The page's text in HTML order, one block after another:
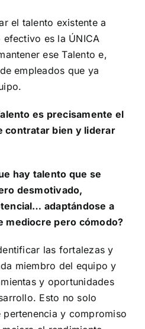
el talento existente a
es la ÚNICA
ese Talento e,
empleados que ya
es precisamente el
contratar bien y liderar
hay talento que se
desmotivado,
adaptándose a
mediocre pero cómodo?
las fortalezas y
miembro del equipo y
y oportunidades
Esto no solo
y compromiso